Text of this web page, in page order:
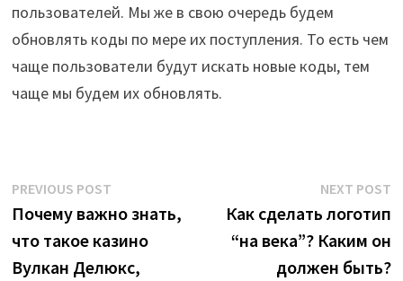
пользователей. Мы же в свою очередь будем
обновлять коды по мере их поступления. То есть чем
чаще пользователи будут искать новые коды, тем
чаще мы будем их обновлять.
Post
navigation
PREVIOUS POSTPrevious
post:
Почему важно знать,
что такое казино
Вулкан Делюкс,
NEXT POST
Как сделать логотип
“на века”? Каким он
должен быть?